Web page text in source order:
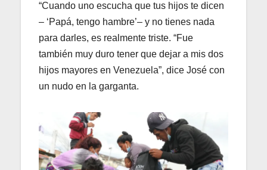
“Cuando uno escucha que tus hijos te dicen
– ‘Papá, tengo hambre’– y no tienes nada
para darles, es realmente triste. “Fue
también muy duro tener que dejar a mis dos
hijos mayores en Venezuela”, dice José con
un nudo en la garganta.